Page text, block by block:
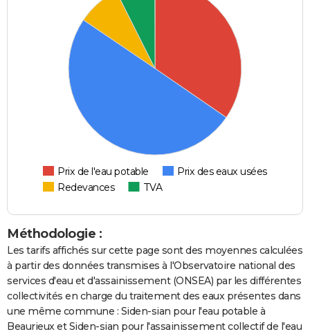
Prix de l'eau potable
Prix des eaux usées
Redevances
TVA
Méthodologie :
Les tarifs affichés sur cette page sont des moyennes calculées
à partir des données transmises à l'Observatoire national des
services d'eau et d'assainissement (ONSEA) par les différentes
collectivités en charge du traitement des eaux présentes dans
une même commune : Siden-sian pour l'eau potable à
Beaurieux et Siden-sian pour l'assainissement collectif de l'eau